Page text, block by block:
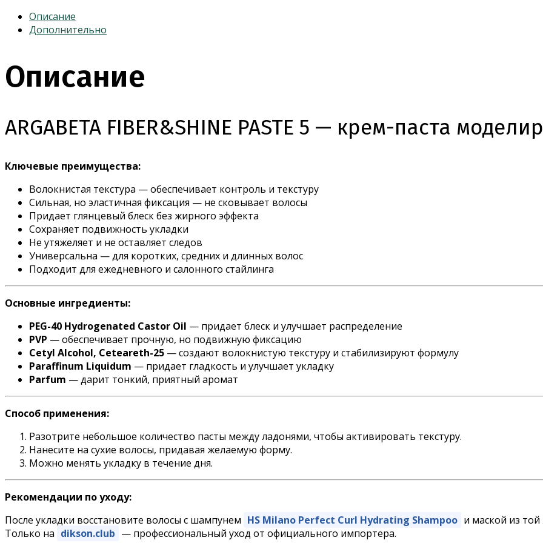
Описание
Дополнительно
Описание
ARGABETA FIBER&SHINE PASTE 5 — крем-паста
Ключевые преимущества:
Волокнистая текстура — обеспечивает контроль и текстуру
Сильная, но эластичная фиксация — не сковывает волосы
Придает глянцевый блеск без жирного эффекта
Сохраняет подвижность укладки
Не утяжеляет и не оставляет следов
Универсальна — для коротких, средних и длинных волос
Подходит для ежедневного и салонного стайлинга
Основные ингредиенты:
PEG-40 Hydrogenated Castor Oil — придает блеск и улучшает распределение
PVP — обеспечивает прочную, но подвижную фиксацию
Cetyl Alcohol, Ceteareth-25 — создают волокнистую текстуру и стабилизируют формулу
Paraffinum Liquidum — придает гладкость и улучшает укладку
Parfum — дарит тонкий, приятный аромат
Способ применения:
Разотрите небольшое количество пасты между ладонями, чтобы активировать текстуру.
Нанесите на сухие волосы, придавая желаемую форму.
Можно менять укладку в течение дня.
Рекомендации по уходу:
После укладки восстановите волосы с шампунем HS Milano Perfect Curl Hydrating Shampoo и маской из
Только на dikson.club — профессиональный уход от официального импортера.